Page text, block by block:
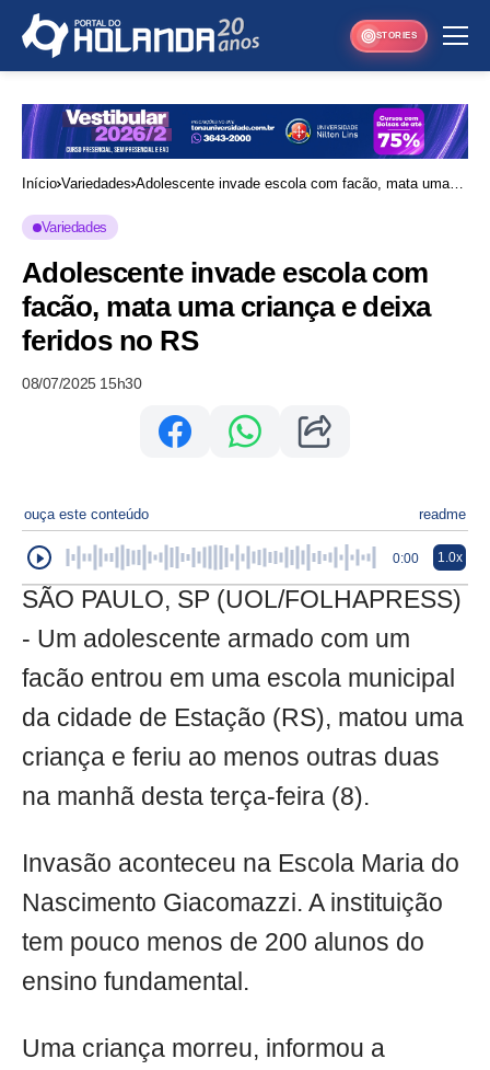
STORIES
Início Variedades Adolescente invade escola com facão, mata uma
Variedades
Adolescente invade escola com
facão, mata uma criança e deixa
feridos no RS
08/07/2025 15h30
ouça este conteúdo readme
0:00 1.0x
SÃO PAULO, SP (UOL/FOLHAPRESS)
- Um adolescente armado com um
facão entrou em uma escola municipal
da cidade de Estação (RS), matou uma
criança e feriu ao menos outras duas
na manhã desta terça-feira (8).
Invasão aconteceu na Escola Maria do
Nascimento Giacomazzi. A instituição
tem pouco menos de 200 alunos do
ensino fundamental.
Uma criança morreu, informou a